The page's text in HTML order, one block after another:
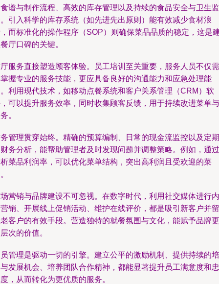
谱与制作流程、高效的库存管理以及持续的食品安全与卫生监
引入科学的库存系统（如先进先出原则）能有效减少食材浪
而标准化的操作程序（SOP）则确保菜品品质的稳定，这是
厅口碑的关键。
服务直接塑造顾客体验。员工培训至关重要，服务人员不仅需
握专业的服务技能，更应具备良好的沟通能力和应急处理能
利用现代技术，如移动点餐系统和客户关系管理（CRM）软
可以提升服务效率，同时收集顾客反馈，用于持续改进菜单与
。
管理贯穿始终。精确的预算编制、日常的现金流监控以及定期
务分析，能帮助管理者及时发现问题并调整策略。例如，通过
菜品利润率，可以优化菜单结构，突出高利润且受欢迎的菜
营销与品牌建设不可忽视。在数字时代，利用社交媒体进行内
销、开展线上促销活动、维护在线评价，都是吸引新客户并留
客户的有效手段。营造独特的就餐氛围与文化，能赋予品牌更
次的价值。
管理是驱动一切的引擎。建立公平的激励机制、提供持续的培
发展机会、培养团队合作精神，都能显著提升员工满意度和忠
，从而转化为更优质的服务。